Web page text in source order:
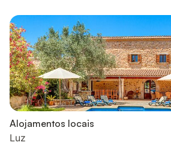
Alojamentos locais
Luz